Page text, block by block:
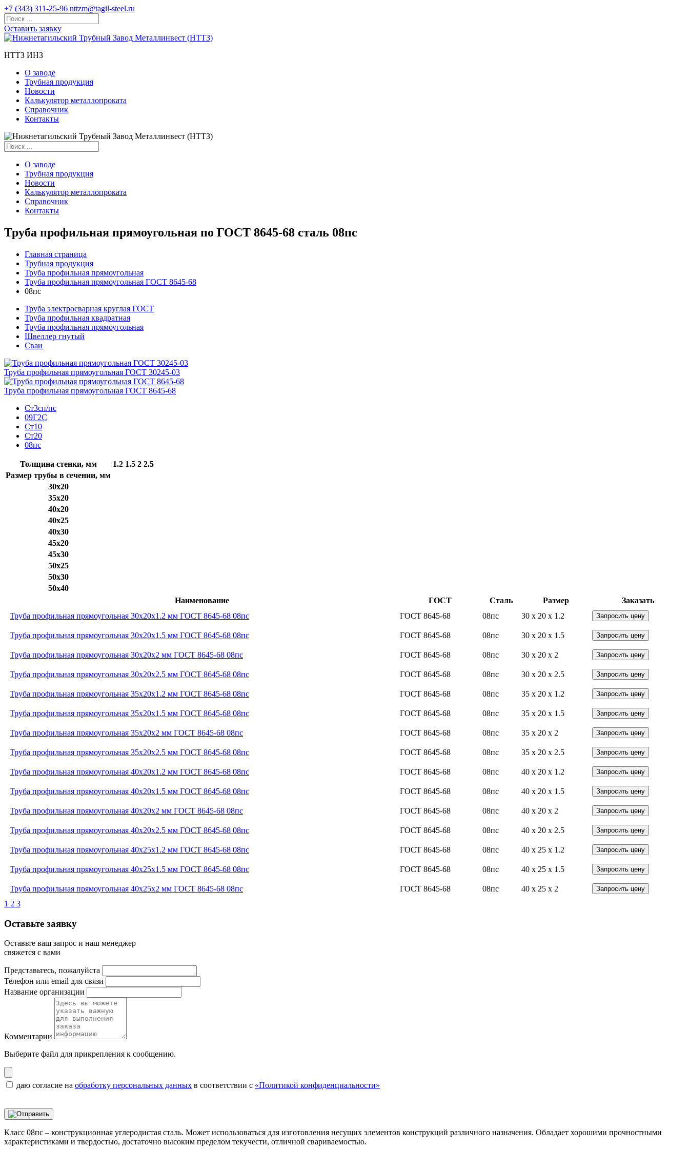
+7 (343) 311-25-96 nttzm@tagil-steel.ru
Оставить заявку
НТТЗ ИНЗ
О заводе
Трубная продукция
Новости
Калькулятор металлопроката
Справочник
Контакты
О заводе
Трубная продукция
Новости
Калькулятор металлопроката
Справочник
Контакты
Труба профильная прямоугольная по ГОСТ 8645-68 сталь 08пс
Главная страница
Трубная продукция
Труба профильная прямоугольная
Труба профильная прямоугольная ГОСТ 8645-68
08пс
Труба электросварная круглая ГОСТ
Труба профильная квадратная
Труба профильная прямоугольная
Швеллер гнутый
Сваи
Труба профильная прямоугольная ГОСТ 30245-03
Труба профильная прямоугольная ГОСТ 8645-68
Ст3сп/пс
09Г2С
Ст10
Ст20
08пс
Толщина стенки, мм 1.2 1.5 2 2.5
Размер трубы в сечении, мм
30x20
35x20
40x20
40x25
40x30
45x20
45x30
50x25
50x30
50x40
Наименование
ГОСТ Сталь Размер
Заказать
Труба профильная прямоугольная 30x20x1.2 мм ГОСТ 8645-68 08пс
ГОСТ 8645-68 08пс 30 x 20 x 1.2 Запросить цену
Труба профильная прямоугольная 30x20x1.5 мм ГОСТ 8645-68 08пс ГОСТ 8645-68 08пс 30 x 20 x 1.5 Запросить цену
Труба профильная прямоугольная 30x20x2 мм ГОСТ 8645-68 08пс ГОСТ 8645-68 08пс 30 x 20 x 2 Запросить цену
Труба профильная прямоугольная 30x20x2.5 мм ГОСТ 8645-68 08пс ГОСТ 8645-68 08пс 30 x 20 x 2.5 Запросить цену
Труба профильная прямоугольная 35x20x1.2 мм ГОСТ 8645-68 08пс ГОСТ 8645-68 08пс 35 x 20 x 1.2 Запросить цену
Труба профильная прямоугольная 35x20x1.5 мм ГОСТ 8645-68 08пс ГОСТ 8645-68 08пс 35 x 20 x 1.5 Запросить цену
Труба профильная прямоугольная 35x20x2 мм ГОСТ 8645-68 08пс ГОСТ 8645-68 08пс 35 x 20 x 2 Запросить цену
Труба профильная прямоугольная 35x20x2.5 мм ГОСТ 8645-68 08пс ГОСТ 8645-68 08пс 35 x 20 x 2.5 Запросить цену
Труба профильная прямоугольная 40x20x1.2 мм ГОСТ 8645-68 08пс ГОСТ 8645-68 08пс 40 x 20 x 1.2 Запросить цену
Труба профильная прямоугольная 40x20x1.5 мм ГОСТ 8645-68 08пс ГОСТ 8645-68 08пс 40 x 20 x 1.5 Запросить цену
Труба профильная прямоугольная 40x20x2 мм ГОСТ 8645-68 08пс ГОСТ 8645-68 08пс 40 x 20 x 2 Запросить цену
Труба профильная прямоугольная 40x20x2.5 мм ГОСТ 8645-68 08пс ГОСТ 8645-68 08пс 40 x 20 x 2.5 Запросить цену
Труба профильная прямоугольная 40x25x1.2 мм ГОСТ 8645-68 08пс ГОСТ 8645-68 08пс 40 x 25 x 1.2 Запросить цену
Труба профильная прямоугольная 40x25x1.5 мм ГОСТ 8645-68 08пс ГОСТ 8645-68 08пс 40 x 25 x 1.5 Запросить цену
Труба профильная прямоугольная 40x25x2 мм ГОСТ 8645-68 08пс ГОСТ 8645-68 08пс 40 x 25 x 2 Запросить цену
1 2 3
Оставьте заявку
Оставьте ваш запрос и наш менеджер
свяжется с вами
Представьтесь, пожалуйста
Телефон или email для связи
Название организации
Комментарии
Выберите файл для прикрепления к сообщению.
даю согласие на обработку персональных данных в соответствии с «Политикой конфиденциальности»
Класс 08пс – конструкционная углеродистая сталь. Может использоваться для изготовления несущих элементов конструкций различного назначения. Обладает хорошими прочностными
характеристиками и твердостью, достаточно высоким пределом текучести, отличной свариваемостью.